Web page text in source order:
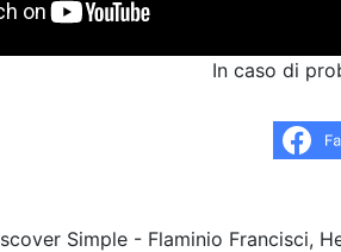
In caso di
Simple - Flaminio Francisci,